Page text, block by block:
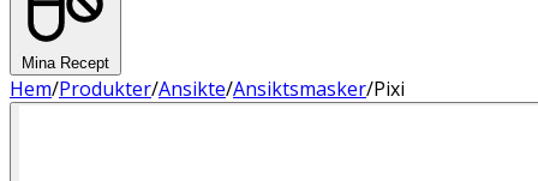
Mina Recept
Hem/Produkter/Ansikte/Ansiktsmasker/Pixi